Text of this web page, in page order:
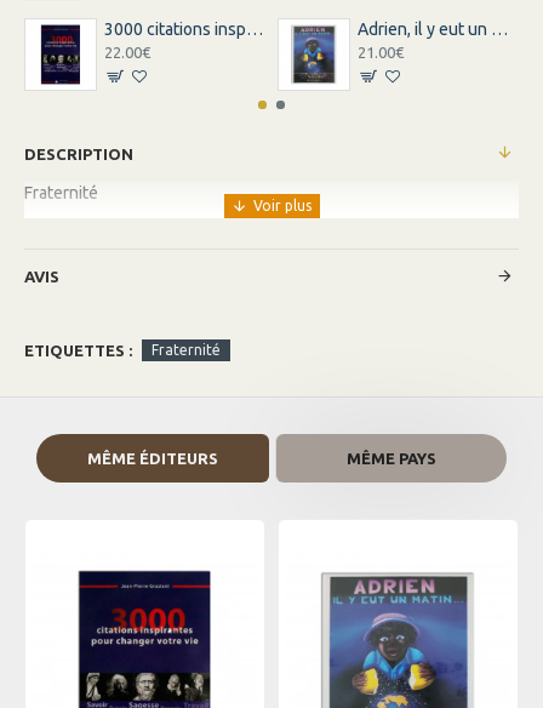
3000 citations inspirations inspirantes pour changer votre vie
22.00€
Adrien, il y eut un matin
21.00€
DESCRIPTION
Fraternité
AVIS
ETIQUETTES : Fraternité
MÊME ÉDITEURS MÊME PAYS